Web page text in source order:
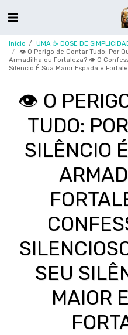
Início
UMA ☕ DOSE DE
👁️ O Perigo de Contar Tudo: Por
Armadilha ou Fortaleza? 👁️ O
Silêncio É Sua Maior Espada e
👁️ O
TUDO:
SILÊNCIO
SEU
MAIOR